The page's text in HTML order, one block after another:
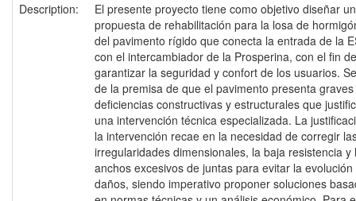
Description:
El presente proyecto tiene como objetivo diseñar
propuesta de rehabilitación para la losa de
del pavimento rígido que conecta la entrada de la
con el intercambiador de la Prosperina, con el fin de
garantizar la seguridad y confort de los usuarios.
de la premisa de que el pavimento presenta graves
deficiencias constructivas y estructurales que
una intervención técnica especializada. La
la intervención recae en la necesidad de corregir
irregularidades dimensionales, la baja resistencia y
anchos excesivos de juntas para evitar la evolución
daños, siendo imperativo proponer soluciones